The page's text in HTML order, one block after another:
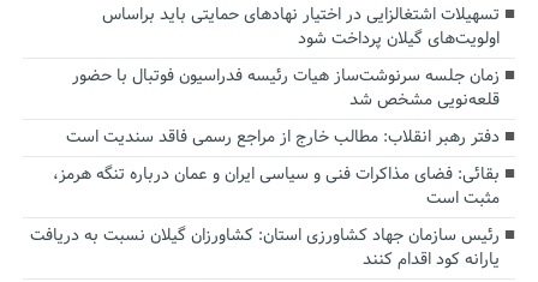
تسهیلات اشتغالزایی در اختیار نهادهای حمایتی باید براساس
اولویت‌های گیلان پرداخت شود
زمان جلسه سرنوشت‌ساز هیات رئیسه فدراسیون فوتبال با حضور
قلعه‌نویی مشخص شد
دفتر رهبر انقلاب: مطالب خارج از مراجع رسمی فاقد سندیت است
بقائی: فضای مذاکرات فنی و سیاسی ایران و عمان درباره تنگه هرمز،
مثبت است
رئیس سازمان جهاد کشاورزی استان: کشاورزان گیلان نسبت به دریافت
یارانه کود اقدام کنند